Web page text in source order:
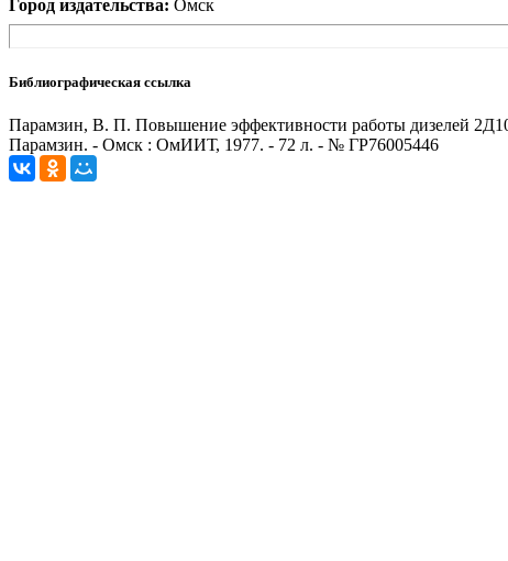
Город издательства: Омск
Библиографическая ссылка
Парамзин, В. П. Повышение эффективности работы дизелей
Парамзин. - Омск : ОмИИТ, 1977. - 72 л. - № ГР76005446